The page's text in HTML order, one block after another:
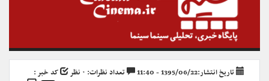
تاریخ انتشار:1395/06/22 - 11:40 تعداد نظرات: ۰ نظر
کد خبر :